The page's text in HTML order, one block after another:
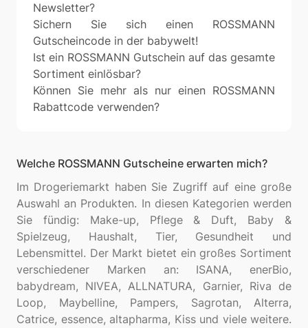
Newsletter?
Sichern Sie sich einen ROSSMANN
Gutscheincode in der babywelt!
Ist ein ROSSMANN Gutschein auf das gesamte
Sortiment einlösbar?
Können Sie mehr als nur einen ROSSMANN
Rabattcode verwenden?
Welche ROSSMANN Gutscheine erwarten mich?
Im Drogeriemarkt haben Sie Zugriff auf eine große
Auswahl an Produkten. In diesen Kategorien werden
Sie fündig: Make-up, Pflege & Duft, Baby &
Spielzeug, Haushalt, Tier, Gesundheit und
Lebensmittel. Der Markt bietet ein großes Sortiment
verschiedener Marken an: ISANA, enerBio,
babydream, NIVEA, ALLNATURA, Garnier, Riva de
Loop, Maybelline, Pampers, Sagrotan, Alterra,
Catrice, essence, altapharma, Kiss und viele weitere.